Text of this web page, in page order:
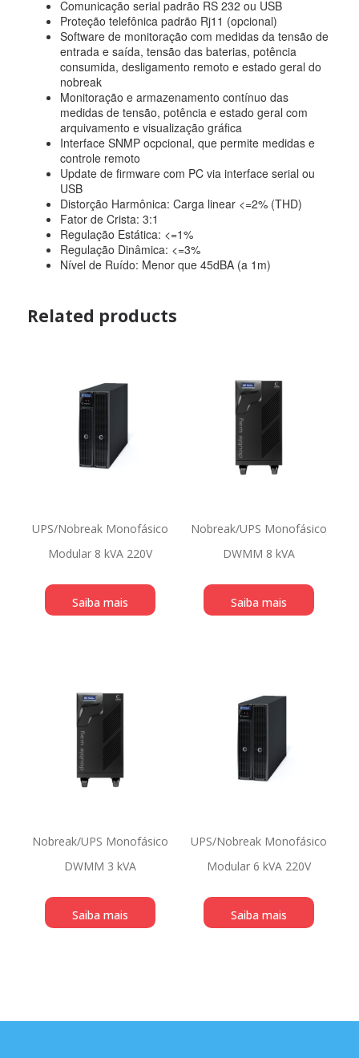
Comunicação serial padrão RS 232 ou USB
Proteção telefônica padrão Rj11 (opcional)
Software de monitoração com medidas da tensão de
entrada e saída, tensão das baterias, potência
consumida, desligamento remoto e estado geral do
nobreak
Monitoração e armazenamento contínuo das
medidas de tensão, potência e estado geral com
arquivamento e visualização gráfica
Interface SNMP ocpcional, que permite medidas e
controle remoto
Update de firmware com PC via interface serial ou
USB
Distorção Harmônica: Carga linear <=2% (THD)
Fator de Crista: 3:1
Regulação Estática: <=1%
Regulação Dinâmica: <=3%
Nível de Ruído: Menor que 45dBA (a 1m)
Related products
UPS/Nobreak Monofásico
Modular 8 kVA 220V
Saiba mais
Nobreak/UPS Monofásico
DWMM 8 kVA
Saiba mais
Nobreak/UPS Monofásico
DWMM 3 kVA
Saiba mais
UPS/Nobreak Monofásico
Modular 6 kVA 220V
Saiba mais